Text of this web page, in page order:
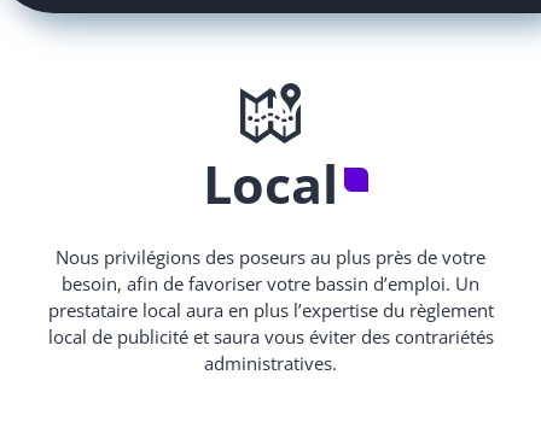
Local
Nous privilégions des poseurs au plus près de votre
besoin, afin de favoriser votre bassin d’emploi. Un
prestataire local aura en plus l’expertise du règlement
local de publicité et saura vous éviter des contrariétés
administratives.